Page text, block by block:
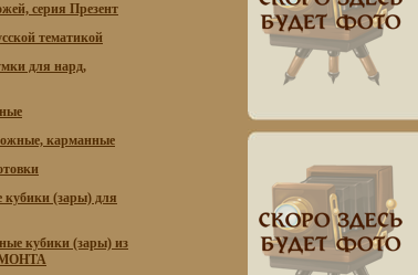
серия Презент
тематикой
для нард,
карманные
кубики (зары) для
кубики (зары) из